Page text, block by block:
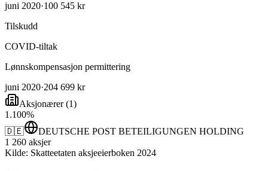
juni 2020·100 545 kr
Tilskudd
COVID-tiltak
Lønnskompensasjon permittering
juni 2020·204 699 kr
Aksjonærer(1)
1 .100%
🇩🇪
DEUTSCHE POST BETEILIGUNGEN HOLDING
1 260 aksjer
Kilde: Skatteetaten aksjeeierboken 2024